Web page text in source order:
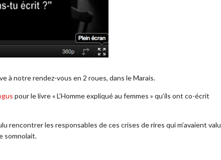
à notre rendez-vous en 2 roues, dans le Marais.
pour le livre « L’Homme expliqué au femmes » qu’ils ont co-écrit
rencontrer les responsables de ces crises de rires qui m’avaient valu
somnolait.